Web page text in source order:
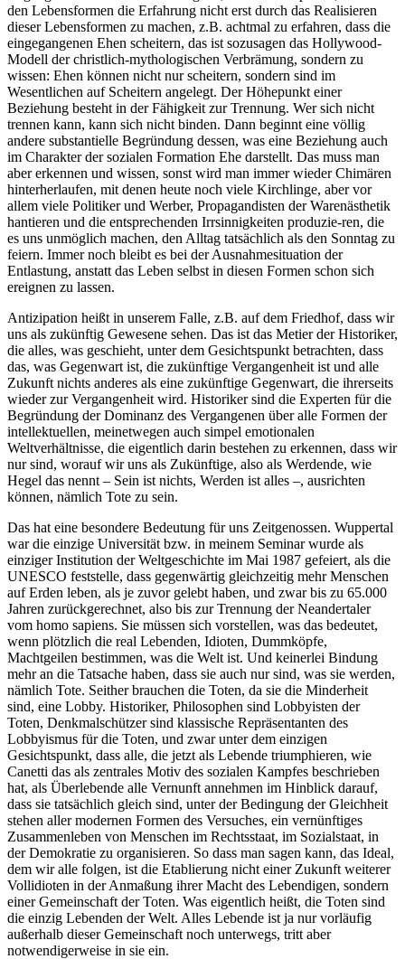
den Lebensformen die Erfahrung nicht erst durch das Realisieren
dieser Lebensformen zu machen, z.B. achtmal zu erfahren, dass die
eingegangenen Ehen scheitern, das ist sozusagen das Hollywood-
Modell der christlich-mythologischen Verbrämung, sondern zu
wissen: Ehen können nicht nur scheitern, sondern sind im
Wesentlichen auf Scheitern angelegt. Der Höhepunkt einer
Beziehung besteht in der Fähigkeit zur Trennung. Wer sich nicht
trennen kann, kann sich nicht binden. Dann beginnt eine völlig
andere substantielle Begründung dessen, was eine Beziehung auch
im Charakter der sozialen Formation Ehe darstellt. Das muss man
aber erkennen und wissen, sonst wird man immer wieder Chimären
hinterherlaufen, mit denen heute noch viele Kirchlinge, aber vor
allem viele Politiker und Werber, Propagandisten der Warenästhetik
hantieren und die entsprechenden Irrsinnigkeiten produzie-ren, die
es uns unmöglich machen, den Alltag tatsächlich als den Sonntag zu
feiern. Immer noch bleibt es bei der Ausnahmesituation der
Entlastung, anstatt das Leben selbst in diesen Formen schon sich
ereignen zu lassen.
Antizipation heißt in unserem Falle, z.B. auf dem Friedhof, dass wir
uns als zukünftig Gewesene sehen. Das ist das Metier der Historiker,
die alles, was geschieht, unter dem Gesichtspunkt betrachten, dass
das, was Gegenwart ist, die zukünftige Vergangenheit ist und alle
Zukunft nichts anderes als eine zukünftige Gegenwart, die ihrerseits
wieder zur Vergangenheit wird. Historiker sind die Experten für die
Begründung der Dominanz des Vergangenen über alle Formen der
intellektuellen, meinetwegen auch simpel emotionalen
Weltverhältnisse, die eigentlich darin bestehen zu erkennen, dass wir
nur sind, worauf wir uns als Zukünftige, also als Werdende, wie
Hegel das nennt – Sein ist nichts, Werden ist alles –, ausrichten
können, nämlich Tote zu sein.
Das hat eine besondere Bedeutung für uns Zeitgenossen. Wuppertal
war die einzige Universität bzw. in meinem Seminar wurde als
einziger Institution der Weltgeschichte im Mai 1987 gefeiert, als die
UNESCO feststelle, dass gegenwärtig gleichzeitig mehr Menschen
auf Erden leben, als je zuvor gelebt haben, und zwar bis zu 65.000
Jahren zurückgerechnet, also bis zur Trennung der Neandertaler
vom homo sapiens. Sie müssen sich vorstellen, was das bedeutet,
wenn plötzlich die real Lebenden, Idioten, Dummköpfe,
Machtgeilen bestimmen, was die Welt ist. Und keinerlei Bindung
mehr an die Tatsache haben, dass sie auch nur sind, was sie werden,
nämlich Tote. Seither brauchen die Toten, da sie die Minderheit
sind, eine Lobby. Historiker, Philosophen sind Lobbyisten der
Toten, Denkmalschützer sind klassische Repräsentanten des
Lobbyismus für die Toten, und zwar unter dem einzigen
Gesichtspunkt, dass alle, die jetzt als Lebende triumphieren, wie
Canetti das als zentrales Motiv des sozialen Kampfes beschrieben
hat, als Überlebende alle Vernunft annehmen im Hinblick darauf,
dass sie tatsächlich gleich sind, unter der Bedingung der Gleichheit
stehen aller modernen Formen des Versuches, ein vernünftiges
Zusammenleben von Menschen im Rechtsstaat, im Sozialstaat, in
der Demokratie zu organisieren. So dass man sagen kann, das Ideal,
dem wir alle folgen, ist die Etablierung nicht einer Zukunft weiterer
Vollidioten in der Anmaßung ihrer Macht des Lebendigen, sondern
einer Gemeinschaft der Toten. Was eigentlich heißt, die Toten sind
die einzig Lebenden der Welt. Alles Lebende ist ja nur vorläufig
außerhalb dieser Gemeinschaft noch unterwegs, tritt aber
notwendigerweise in sie ein.